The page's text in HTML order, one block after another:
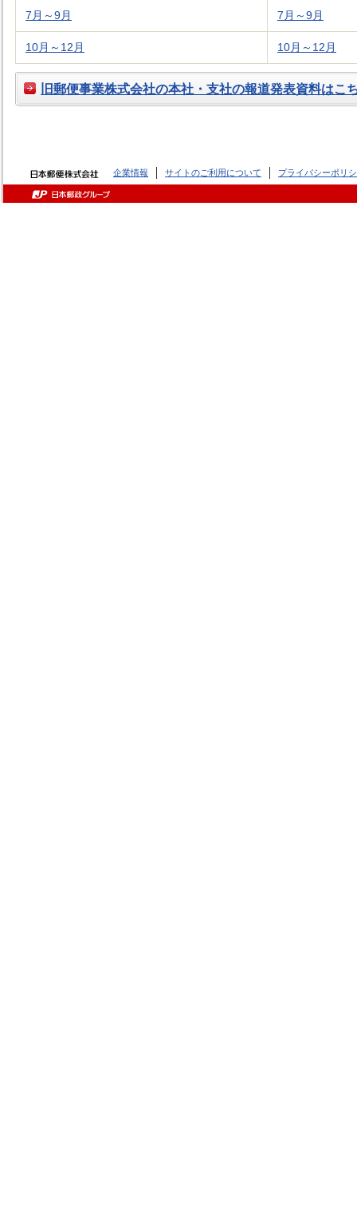
7月～9月 7月～9月
10月～12月 10月～12月
旧郵便事業株式会社の本社・支社の報道発表資料はこ
企業情報 サイトのご利用について プライバシーポリ